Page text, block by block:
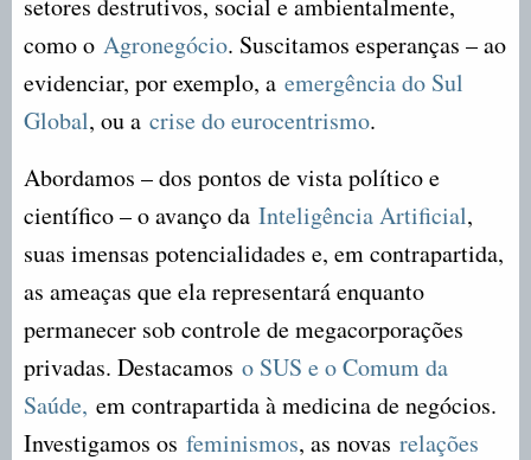
como o Agronegócio. Suscitamos esperanças – ao
evidenciar, por exemplo, a emergência do Sul
Global, ou a crise do eurocentrismo.
Abordamos – dos pontos de vista político e
científico – o avanço da Inteligência Artificial,
suas imensas potencialidades e, em contrapartida,
as ameaças que ela representará enquanto
permanecer sob controle de megacorporações
privadas. Destacamos o SUS e o Comum da
Saúde, em contrapartida à medicina de negócios.
Investigamos os feminismos, as novas relações